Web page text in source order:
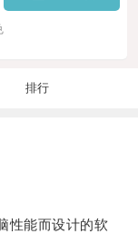
排行
能而设计的软